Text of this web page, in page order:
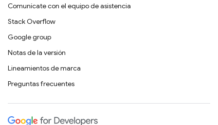
Comunícate con el equipo de asistencia
Stack Overflow
Google group
Notas de la versión
Lineamientos de marca
Preguntas frecuentes